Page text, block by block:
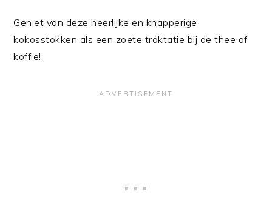
Geniet van deze heerlijke en knapperige
kokosstokken als een zoete traktatie bij de thee of
koffie!